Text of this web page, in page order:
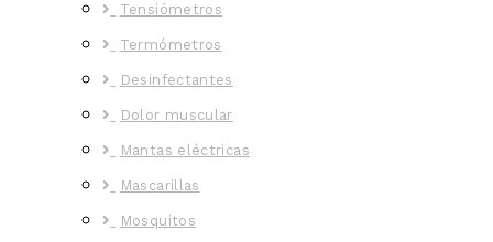
Tensiómetros
Termómetros
Desinfectantes
Dolor muscular
Mantas eléctricas
Mascarillas
Mosquitos